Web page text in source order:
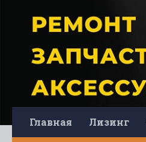
Главная Лизинг